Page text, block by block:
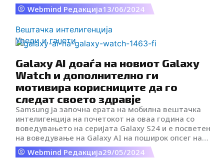
Webmind Редакција13/06/2024
Вештачка интелигенција
Уреди и гаџети
Galaxy AI доаѓа на новиот Galaxy
Watch и дополнително ги
мотивира корисниците да го
следат своето здравје
Samsung ја започна ерата на мобилна вештачка
интелигенција на почетокот на оваа година со
воведувањето на серијата Galaxy S24 и е посветен
на воведување на Galaxy AI на поширок опсег на
уреди. Сега го исполнува тоа ветување и ја носи
Galaxy AI на Galaxy Watch, засилувајќи ги неговите
Webmind Редакција29/05/2024